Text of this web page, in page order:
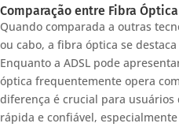
Comparação entre Fibra
Quando comparada a outras
ou cabo, a fibra óptica se
Enquanto a ADSL pode
óptica frequentemente opera
diferença é crucial para usuários
rápida e confiável,